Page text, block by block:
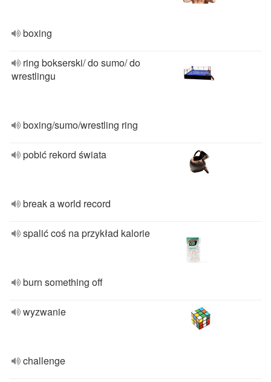
boxing
ring bokserski/ do sumo/ do
wrestlingu
boxing/sumo/wrestling ring
pobić rekord świata
break a world record
spalić coś na przykład kalorie
burn something off
wyzwanie
challenge